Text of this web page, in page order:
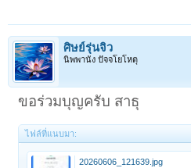
ศิษย์รุ่นจิ๋ว
นิพพานัง ปัจจโยโหตุ
ขอร่วมบุญครับ สาธุ
ไฟล์ที่แนบมา:
20260606_121639.jpg